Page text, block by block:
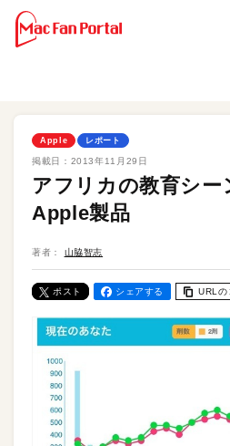
Apple レポート
掲載日： 2013年11月29日
アフリカの教育シー
Apple製品
著者： 山脇智志
ポスト シェアする URLの